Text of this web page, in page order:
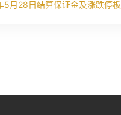
5月28日结算保证金及涨跌停板